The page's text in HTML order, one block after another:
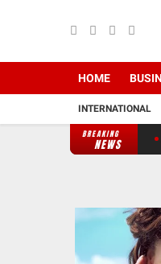
HOME
INTERNATIONAL
BREAKING
NEWS
MIN 7 Pertahanan Percepat